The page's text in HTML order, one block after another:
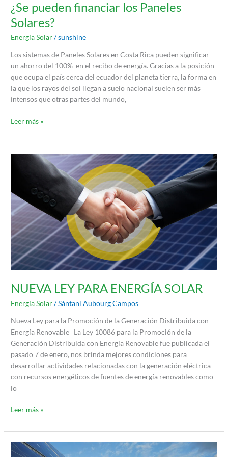
¿Se pueden financiar los Paneles
Solares?
Energía Solar/sunshine
Los sistemas de Paneles Solares en Costa Rica pueden significar
un ahorro del 100% en el recibo de energía. Gracias a la posición
que ocupa el país cerca del ecuador del planeta tierra, la forma en
la que los rayos del sol llegan a suelo nacional suelen ser más
intensos que otras partes del mundo,
Leer más »
NUEVA LEY PARA ENERGÍA SOLAR
Energía Solar/Sántani Aubourg Campos
Nueva Ley para la Promoción de la Generación Distribuida con
Energía Renovable La Ley 10086 para la Promoción de la
Generación Distribuida con Energía Renovable fue publicada el
pasado 7 de enero, nos brinda mejores condiciones para
desarrollar actividades relacionadas con la generación eléctrica
con recursos energéticos de fuentes de energía renovables como
lo
NUEVA
ENERGÍA
SOLAR
Leer más »
Nuevas